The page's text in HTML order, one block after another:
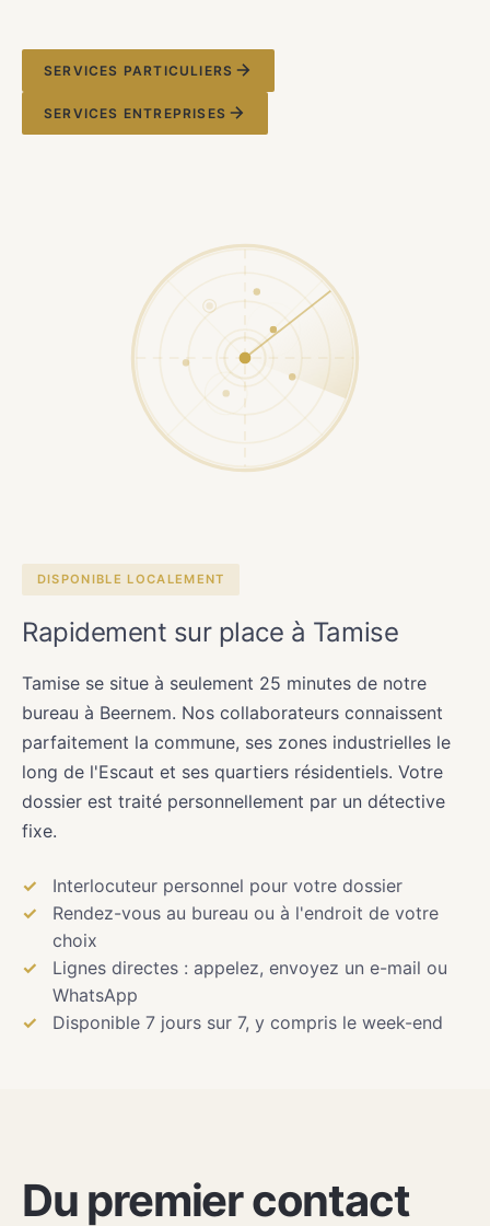
SERVICES PARTICULIERS
SERVICES ENTREPRISES
DISPONIBLE LOCALEMENT
Rapidement sur place à Tamise
Tamise se situe à seulement 25 minutes de notre
bureau à Beernem. Nos collaborateurs connaissent
parfaitement la commune, ses zones industrielles le
long de l'Escaut et ses quartiers résidentiels. Votre
dossier est traité personnellement par un détective
fixe.
Interlocuteur personnel pour votre dossier
Rendez-vous au bureau ou à l'endroit de votre
choix
Lignes directes : appelez, envoyez un e-mail ou
WhatsApp
Disponible 7 jours sur 7, y compris le week-end
Du premier contact